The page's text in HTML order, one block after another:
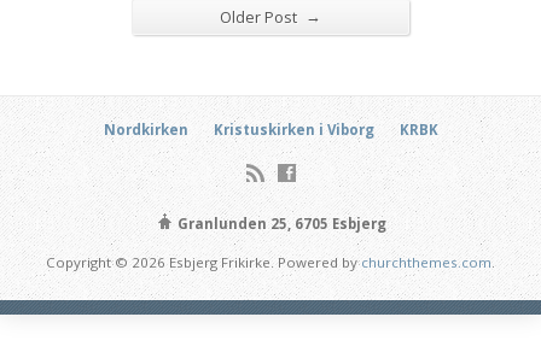
Older Post →
Nordkirken Kristuskirken i Viborg KRBK
Granlunden 25, 6705 Esbjerg
Copyright © 2026 Esbjerg Frikirke. Powered bychurchthemes.com